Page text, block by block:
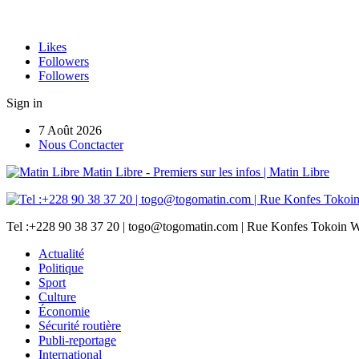
Likes
Followers
Followers
Sign in
7 Août 2026
Nous Conctacter
Matin Libre - Premiers sur les infos | Matin Libre
Tel :+228 90 38 37 20 | togo@togomatin.com | Rue Konfes Tokoin
Actualité
Politique
Sport
Culture
Économie
Sécurité routière
Publi-reportage
International